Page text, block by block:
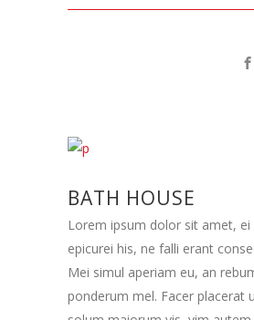
BATH HOUSE
Lorem ipsum dolor sit amet, ei
epicurei his, ne falli erant
Mei simul aperiam eu, an
ponderum mel. Facer placerat